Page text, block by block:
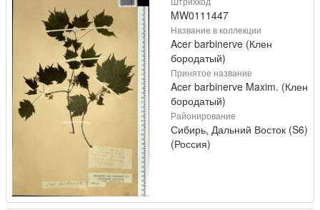
MW0111447
Название в коллекции
Acer barbinerve (Клен
бородатый)
Принятое название
Acer barbinerve Maxim. (Клен
бородатый)
Районирование
Сибирь, Дальний Восток (S6)
(Россия)